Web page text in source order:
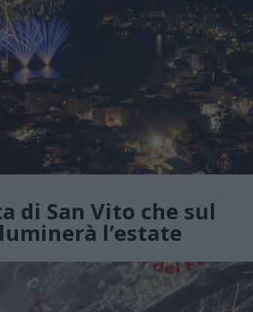
di San Vito che sul
l’estate